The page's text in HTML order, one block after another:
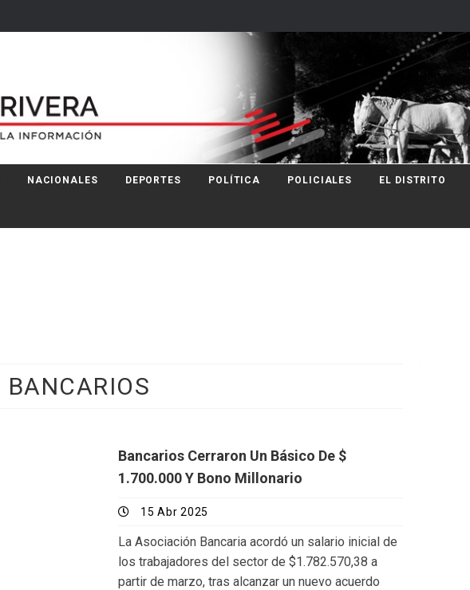
NACIONALES DEPORTES POLÍTICA POLICIALES EL DISTRITO
BANCARIOS
Bancarios Cerraron Un Básico De $
1.700.000 Y Bono Millonario
15 Abr 2025
La Asociación Bancaria acordó un salario inicial de
los trabajadores del sector de $1.782.570,38 a
partir de marzo, tras alcanzar un nuevo acuerdo